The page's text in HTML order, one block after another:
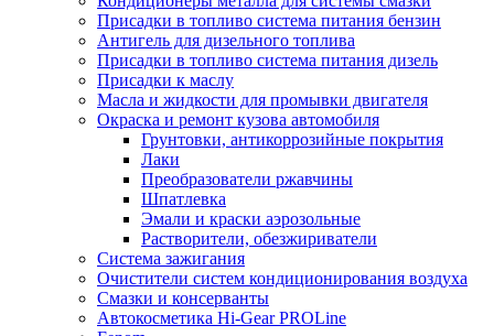
Присадки в топливо система питания бензин
Антигель для дизельного топлива
Присадки в топливо система питания дизель
Присадки к маслу
Масла и жидкости для промывки двигателя
Окраска и ремонт кузова автомобиля
Грунтовки, антикоррозийные покрытия
Лаки
Преобразователи ржавчины
Шпатлевка
Эмали и краски аэрозольные
Растворители, обезжириватели
Система зажигания
Очистители систем кондиционирования воздуха
Смазки и консерванты
Автокосметика Hi-Gear PROLine